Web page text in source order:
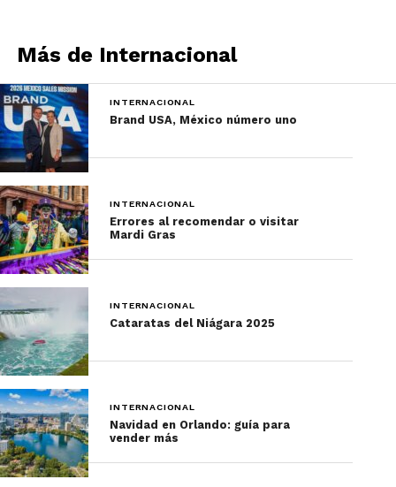
Más de Internacional
INTERNACIONAL
Brand USA, México número uno
INTERNACIONAL
Errores al recomendar o visitar
Mardi Gras
INTERNACIONAL
Cataratas del Niágara 2025
INTERNACIONAL
Navidad en Orlando: guía para
vender más